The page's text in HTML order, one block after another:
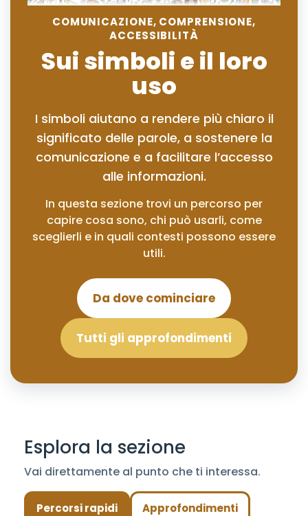
COMUNICAZIONE, COMPRENSIONE,
ACCESSIBILITÀ
Sui simboli e il loro
uso
I simboli aiutano a rendere più chiaro il
significato delle parole, a sostenere la
comunicazione e a facilitare l’accesso
alle informazioni.
In questa sezione trovi un percorso per
capire cosa sono, chi può usarli, come
sceglierli e in quali contesti possono essere
utili.
Da dove cominciare
Tutti gli approfondimenti
Esplora la sezione
Vai direttamente al punto che ti interessa.
Percorsi rapidi Approfondimenti